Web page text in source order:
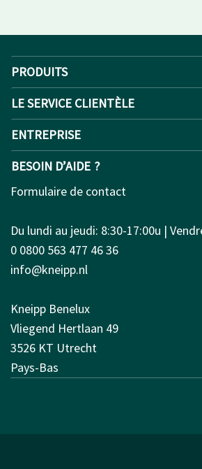
PRODUITS
LE SERVICE CLIENTÈLE
ENTREPRISE
BESOIN D’AIDE ?
Formulaire de contact
Du lundi au jeudi: 8:30-17:00u |
0 0800 563 477 46 36
info@kneipp.nl
Kneipp Benelux
Vliegend Hertlaan 49
3526 KT Utrecht
Pays-Bas